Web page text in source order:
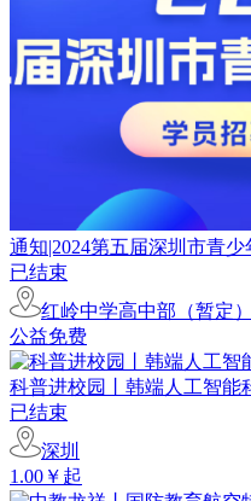
通知|2024第五届深圳市青
已结束
红岭中学高中部（暂定）
公益免费
科普进校园丨韩端人工智能
已结束
深圳
1.00￥起